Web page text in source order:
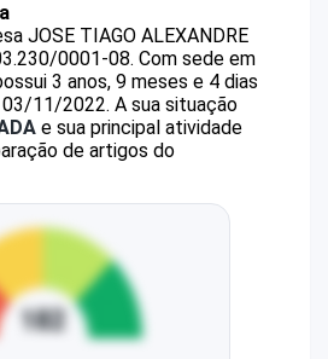
JOSE TIAGO ALEXANDRE
0001-08. Com sede em
3 anos, 9 meses e 4 dias
11/2022. A sua situação
e sua principal atividade
de artigos do